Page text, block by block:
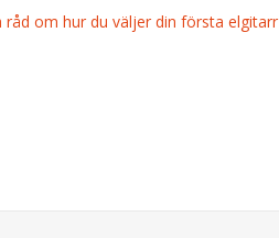
råd om hur du väljer din första elgitarr